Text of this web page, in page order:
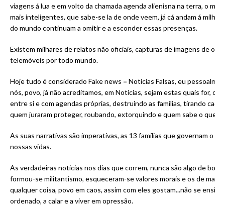
viagens á lua e em volto da chamada agenda alienisna na terra, o
mais inteligentes, que sabe-se la de onde veem, já cá andam á
do mundo continuam a omitir e a esconder essas presenças.
Existem milhares de relatos não oficiais, capturas de imagens de
telemóveis por todo mundo.
Hoje tudo é considerado Fake news = Noticias Falsas, eu
nós, povo, já não acreditamos, em Noticias, sejam estas quais for, os
entre si e com agendas próprias, destruindo as famílias, tirando
quem juraram proteger, roubando, extorquindo e quem sabe o que
As suas narrativas são imperativas, as 13 famílias que governam o
nossas vidas.
As verdadeiras noticias nos dias que correm, nunca são algo de bom
formou-se militantismo, esqueceram-se valores morais e os de mais
qualquer coisa, povo em caos, assim com eles gostam...não se ensina
ordenado, a calar e a viver em opressão.